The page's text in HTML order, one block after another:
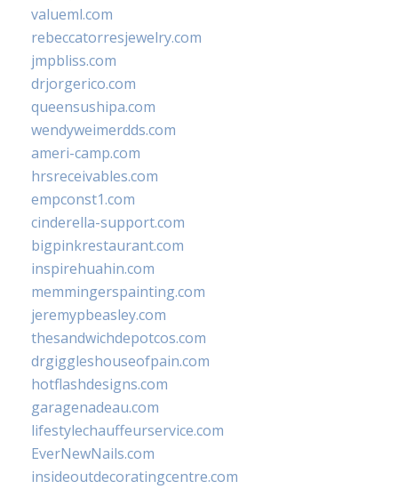
valueml.com
rebeccatorresjewelry.com
jmpbliss.com
drjorgerico.com
queensushipa.com
wendyweimerdds.com
ameri-camp.com
hrsreceivables.com
empconst1.com
cinderella-support.com
bigpinkrestaurant.com
inspirehuahin.com
memmingerspainting.com
jeremypbeasley.com
thesandwichdepotcos.com
drgiggleshouseofpain.com
hotflashdesigns.com
garagenadeau.com
lifestylechauffeurservice.com
EverNewNails.com
insideoutdecoratingcentre.com